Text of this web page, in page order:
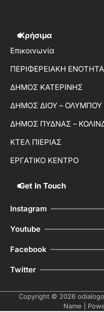
Χρήσιμα
Επικοινωνία
ΠΕΡΙΦΕΡΕΙΑΚΗ ΕΝΟΤΗΤΑ
ΔΗΜΟΣ ΚΑΤΕΡΙΝΗΣ
ΔΗΜΟΣ ΔΙΟΥ – ΟΛΥΜΠΟΥ
ΔΗΜΟΣ ΠΥΔΝΑΣ –
ΚΤΕΛ ΠΙΕΡΙΑΣ
ΕΡΓΑΤΙΚΟ ΚΕΝΤΡΟ
Get In Touch
Instagram
Youtube
Facebook
Twitter
Copyright © 2026
Name |